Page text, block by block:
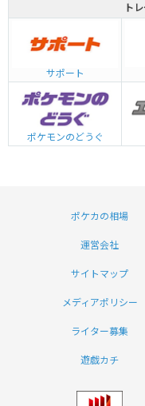
ト
サポート
ポケモンのどうぐ
ポケカの相場
運営会社
サイトマップ
メディアポリシー
ライター募集
遊戯カチ